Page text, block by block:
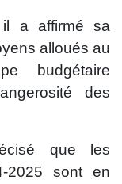
a affirmé sa
alloués au
budgétaire
des
que les
2025 sont en